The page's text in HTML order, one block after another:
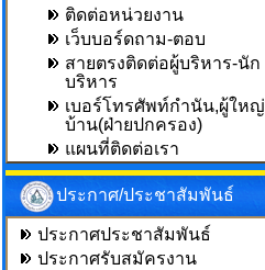
ติดต่อหน่วยงาน
เว็บบอร์ดถาม-ตอบ
สายตรงติดต่อผู้บริหาร-นัก
บริหาร
เบอร์โทรศัพท์กำนัน,ผู้ใหญ่
บ้าน(ฝ่ายปกครอง)
แผนที่ติดต่อเรา
ประกาศ/ประชาสัมพันธ์
ประกาศประชาสัมพันธ์
ประกาศรับสมัครงาน